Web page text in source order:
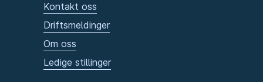
Kontakt oss
Driftsmeldinger
Om oss
Ledige stillinger